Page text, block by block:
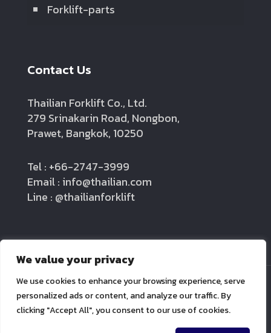
We value your privacy
We use cookies to enhance your browsing experience, serve
personalized ads or content, and analyze our traffic. By
clicking "Accept All", you consent to our use of cookies.
Forklift-parts
Contact Us
Thailian Forklift Co., Ltd.
279 Srinakarin Road, Nongbon,
Prawet, Bangkok, 10250
Tel : +66-2747-3999
Email : info@thailian.com
Line : @thailianforklift
Thailian forklift Co.,LTD.